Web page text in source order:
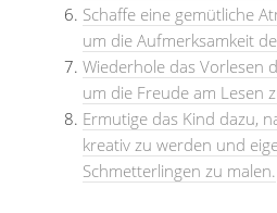
Schaffe eine gemütliche
um die Aufmerksamkeit
Wiederhole das Vorlesen
um die Freude am Lesen
Ermutige das Kind dazu,
kreativ zu werden und
Schmetterlingen zu malen.